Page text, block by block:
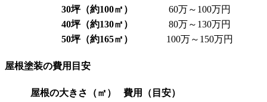
30坪（約100㎡）
60万～100万円
40坪（約130㎡）
80万～130万円
50坪（約165㎡）
100万～150万円
屋根塗装の費用目安
屋根の大きさ（㎡）
費用（目安）